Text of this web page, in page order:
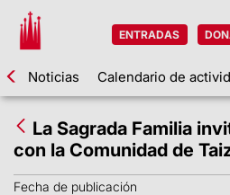
ENTRADAS
Noticias Calendario de
La Sagrada Familia
con la Comunidad de
Fecha de publicación